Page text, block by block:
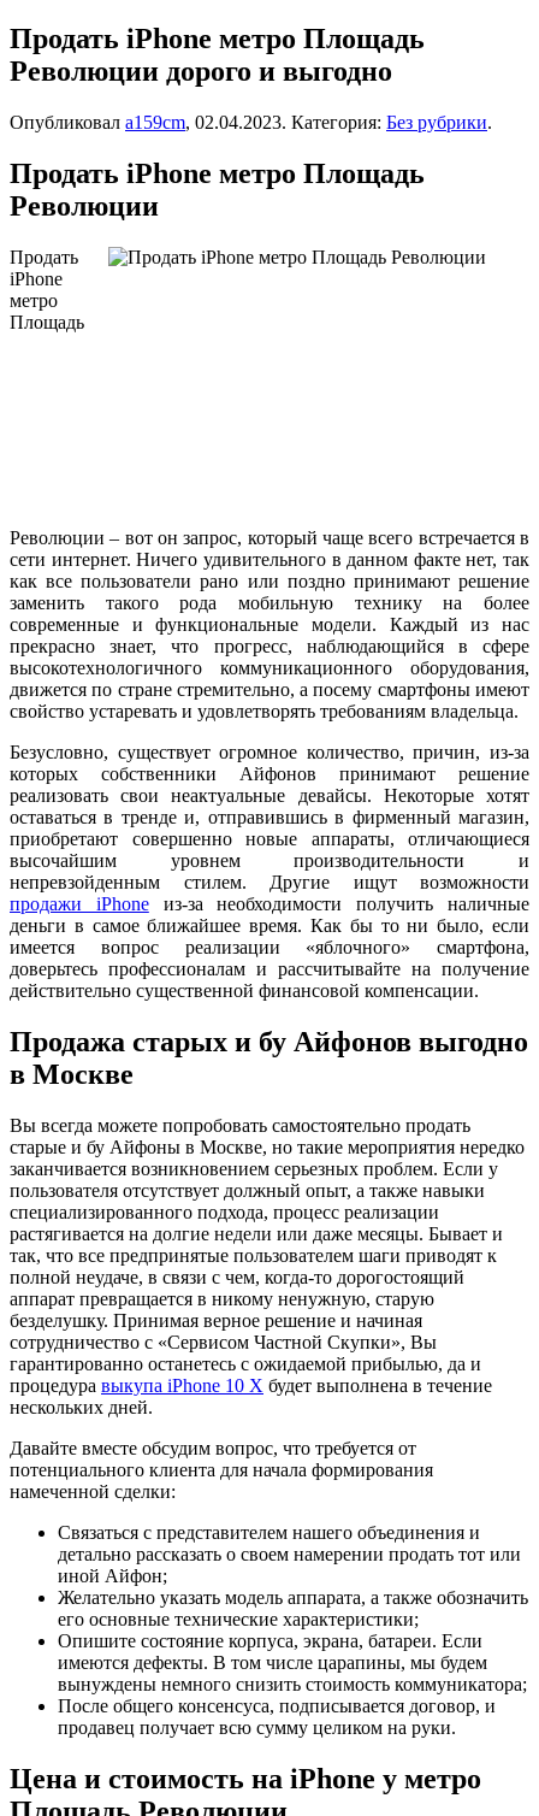
Продать iPhone метро Площадь
Революции дорого и выгодно
Опубликовал a159cm, 02.04.2023. Категория: Без рубрики.
Продать iPhone метро Площадь
Революции
Продать
iPhone
метро
Площадь
Революции – вот он запрос, который чаще всего встречается в
сети интернет. Ничего удивительного в данном факте нет, так
как все пользователи рано или поздно принимают решение
заменить такого рода мобильную технику на более
современные и функциональные модели. Каждый из нас
прекрасно знает, что прогресс, наблюдающийся в сфере
высокотехнологичного коммуникационного оборудования,
движется по стране стремительно, а посему смартфоны имеют
свойство устаревать и удовлетворять требованиям владельца.
Безусловно, существует огромное количество, причин, из-за
которых собственники Айфонов принимают решение
реализовать свои неактуальные девайсы. Некоторые хотят
оставаться в тренде и, отправившись в фирменный магазин,
приобретают совершенно новые аппараты, отличающиеся
высочайшим уровнем производительности и
непревзойденным стилем. Другие ищут возможности
продажи iPhoneиз-за необходимости получить наличные
деньги в самое ближайшее время. Как бы то ни было, если
имеется вопрос реализации «яблочного» смартфона,
доверьтесь профессионалам и рассчитывайте на получение
действительно существенной финансовой компенсации.
Продажа старых и бу Айфонов выгодно
в Москве
Вы всегда можете попробовать самостоятельно продать
старые и бу Айфоны в Москве, но такие мероприятия нередко
заканчивается возникновением серьезных проблем. Если у
пользователя отсутствует должный опыт, а также навыки
специализированного подхода, процесс реализации
растягивается на долгие недели или даже месяцы. Бывает и
так, что все предпринятые пользователем шаги приводят к
полной неудаче, в связи с чем, когда-то дорогостоящий
аппарат превращается в никому ненужную, старую
безделушку. Принимая верное решение и начиная
сотрудничество с «Сервисом Частной Скупки», Вы
гарантированно останетесь с ожидаемой прибылью, да и
процедура выкупа iPhone 10 Х будет выполнена в течение
нескольких дней.
Давайте вместе обсудим вопрос, что требуется от
потенциального клиента для начала формирования
намеченной сделки:
Связаться с представителем нашего объединения и
детально рассказать о своем намерении продать тот или
иной Айфон;
Желательно указать модель аппарата, а также обозначить
его основные технические характеристики;
Опишите состояние корпуса, экрана, батареи. Если
имеются дефекты. В том числе царапины, мы будем
вынуждены немного снизить стоимость коммуникатора;
После общего консенсуса, подписывается договор, и
продавец получает всю сумму целиком на руки.
Цена и стоимость на iPhone у метро